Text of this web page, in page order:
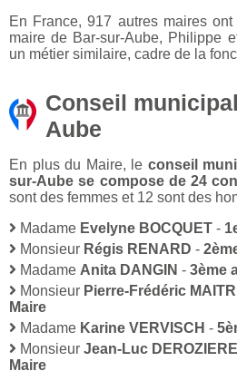
En France, 917 autres maires
maire de Bar-sur-Aube, Philippe
un métier similaire, cadre de la
Conseil
Aube
En plus du Maire, le conseil
sur-Aube se compose de 24
sont des femmes et 12 sont des
Madame Evelyne BOCQUET -
Monsieur Régis RENARD -
Madame Anita DANGIN - 3ème
Monsieur Pierre-Frédéric
Maire
Madame Karine VERVISCH -
Monsieur Jean-Luc
Maire